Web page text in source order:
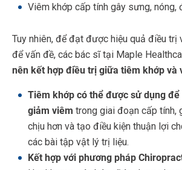
Viêm khớp cấp tính gây sưng, nóng,
Tuy nhiên, để đạt được hiệu quả điều trị
để vấn đề, các bác sĩ tại Maple
nên kết hợp điều trị giữa tiêm khớp và
Tiêm khớp có thể được sử dụng
giảm viêm trong giai đoạn cấp tính,
chịu hơn và tạo điều kiện thuận lợi
các bài tập vật lý trị liệu.
Kết hợp với phương pháp